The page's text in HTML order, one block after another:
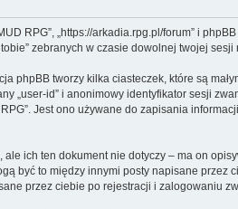
RPG”, „https://arkadia.rpg.pl/forum” i
zebranych w czasie dowolnej twojej sesji
phpBB tworzy kilka ciasteczek, które są
id” i anonimowy identyfikator sesji
Jest ono używane do zapisania
ich ten dokument nie dotyczy – ma on
być to między innymi posty napisane przez
przez ciebie po rejestracji i zalogowaniu